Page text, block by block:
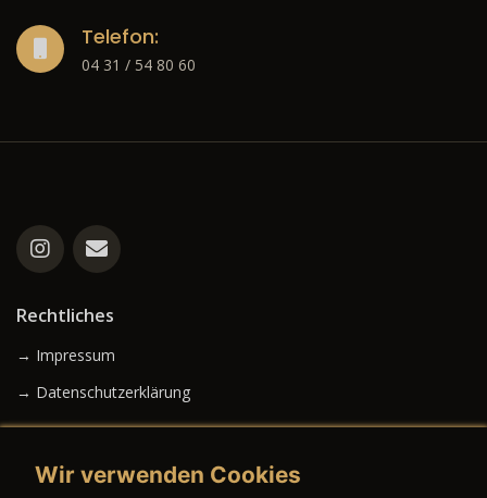
Telefon:
04 31 / 54 80 60
Rechtliches
→ Impressum
→ Datenschutzerklärung
Wir verwenden Cookies